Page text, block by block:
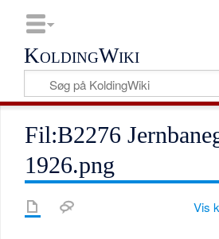
KoldingWiki
Fil:B2276
1926.png
Vis